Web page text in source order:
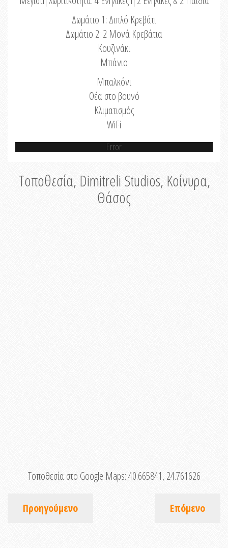
Δωμάτιο 1: Διπλό Κρεβάτι
Δωμάτιο 2: 2 Μονά Κρεβάτια
Κουζινάκι
Μπάνιο
Μπαλκόνι
Θέα στο βουνό
Κλιματισμός
WiFi
Error
Τοποθεσία, Dimitreli Studios, Κοίνυρα,
Θάσος
Τοποθεσία στο Google Maps:40.665841, 24.761626
Προηγούμενο Επόμενο